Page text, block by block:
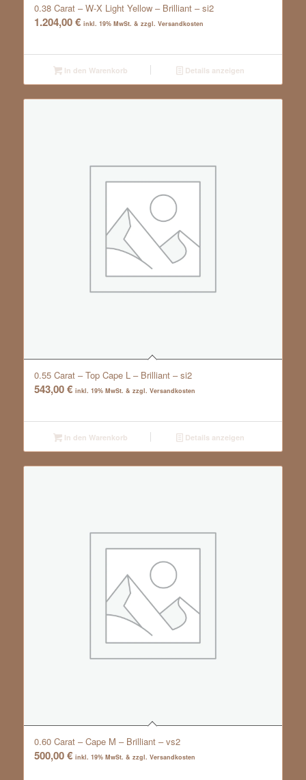
0.38 Carat – W-X Light Yellow – Brilliant – si2
1.204,00€ inkl. 19% MwSt. & zzgl. Versandkosten
In den Warenkorb Details anzeigen
0.55 Carat – Top Cape L – Brilliant – si2
543,00€ inkl. 19% MwSt. & zzgl. Versandkosten
In den Warenkorb Details anzeigen
0.60 Carat – Cape M – Brilliant – vs2
500,00€ inkl. 19% MwSt. & zzgl. Versandkosten